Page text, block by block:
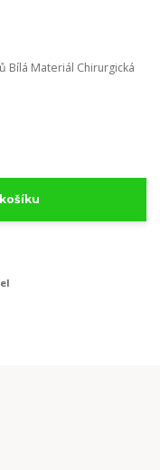
Bílá Materiál Chirurgická